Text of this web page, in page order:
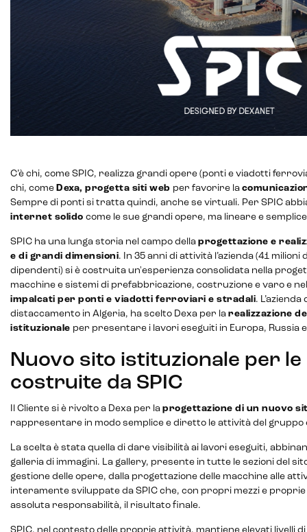
CRM & email marketing
Hubspot
Email marketing
Marketing automation
Lead generation e nurturing
C’è chi, come SPIC, realizza grandi opere (ponti e viadotti
chi, come Dexa, progetta siti web per favorire la
Sempre di ponti si tratta quindi, anche se virtuali. Per SPIC
internet solido come le sue grandi opere, ma lineare e
SPIC ha una lunga storia nel campo della progettazione e
e di grandi dimensioni. In 35 anni di attività l’azienda (41
dipendenti) si è costruita un'esperienza consolidata nella
macchine e sistemi di prefabbricazione, costruzione e varo e
impalcati per ponti e viadotti ferroviari e stradali.
distaccamento in Algeria, ha scelto Dexa per la realizzazione
istituzionale per presentare i lavori eseguiti in Europa, Russia
Nuovo sito istituzionale per
costruite da SPIC
Il Cliente si è rivolto a Dexa per la progettazione di un nuovo
rappresentare in modo semplice e diretto le attività del gruppo
La scelta è stata quella di dare visibilità ai lavori eseguiti,
galleria di immagini. La gallery, presente in tutte le sezioni del
gestione delle opere, dalla progettazione delle macchine alle
interamente sviluppate da SPIC che, con propri mezzi e
assoluta responsabilità, il risultato finale.